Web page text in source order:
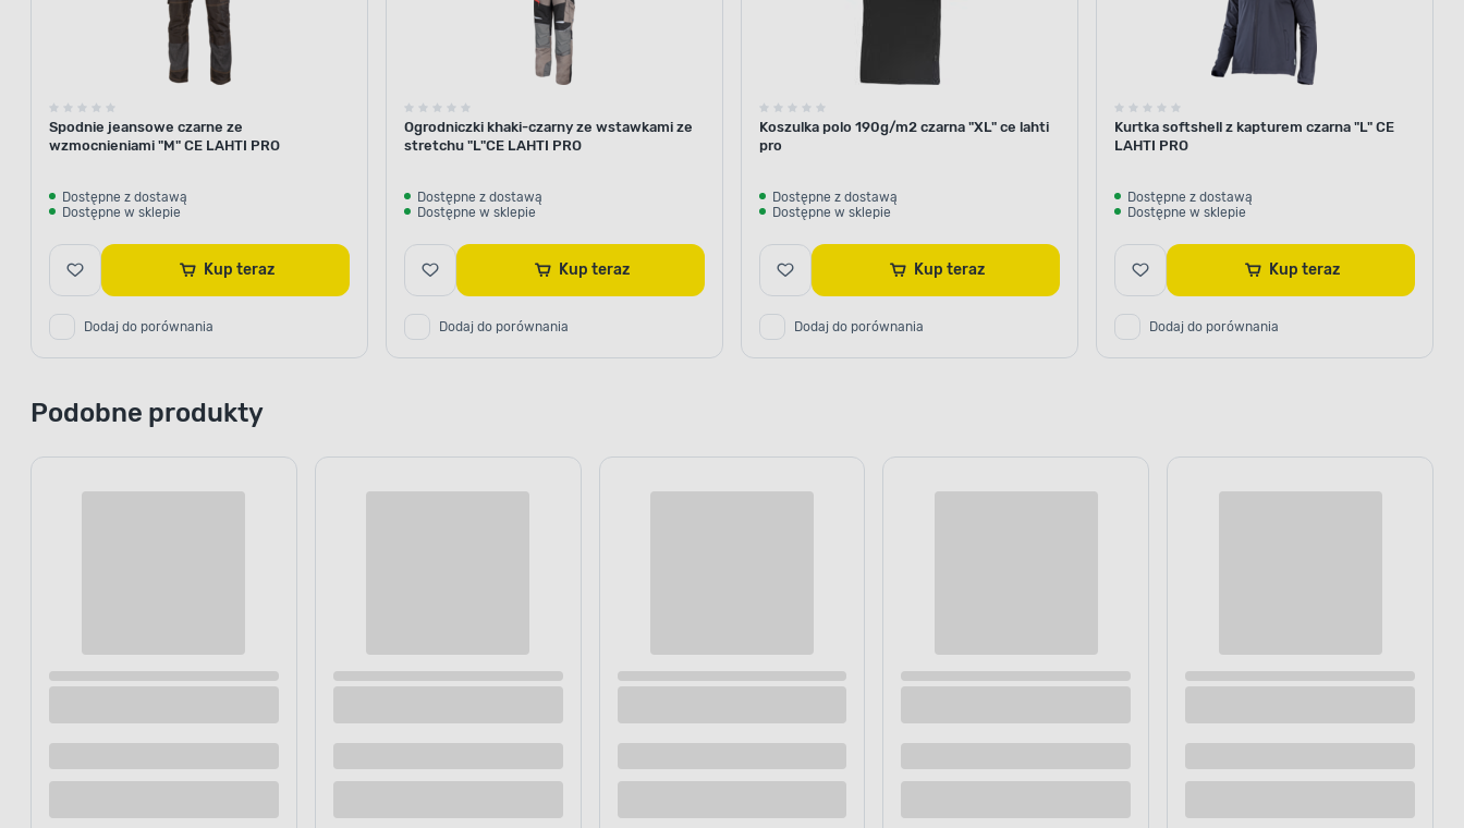
Spodnie jeansowe czarne ze
wzmocnieniami "M" CE LAHTI PRO
Dostępne z dostawą
Dostępne w sklepie
Kup teraz
Dodaj do porównania
Ogrodniczki khaki-czarny ze wstawkami ze
stretchu "L"CE LAHTI PRO
Dostępne z dostawą
Dostępne w sklepie
Kup teraz
Dodaj do porównania
Koszulka polo 190g/m2 czarna "XL" ce lahti
pro
Dostępne z dostawą
Dostępne w sklepie
Kup teraz
Dodaj do porównania
Kurtka softshell z kapturem czarna "L" CE
LAHTI PRO
Dostępne z dostawą
Dostępne w sklepie
Kup teraz
Dodaj do porównania
Podobne produkty
Dostępne z dostawą
Dostępne w sklepie
Dostępne z dostawą
Dostępne w sklepie
Dostępne z dostawą
Dostępne w sklepie
Dostępne z dostawą
Dostępne w sklepie